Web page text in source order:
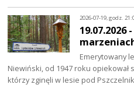
2026-07-19, godz.
Emerytowany
Niewiński, od 1947 roku
którzy zginęli w lesie pod